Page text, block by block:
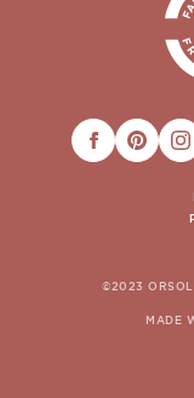
FACEBOOK
©2023
MADE